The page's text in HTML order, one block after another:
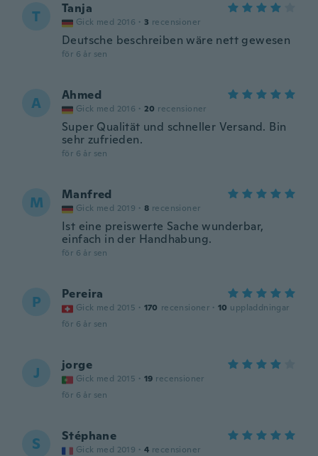
T Tanja
Gick med 2016 · 3 recensioner
Deutsche beschreiben wäre nett gewesen
för 6 år sen
A Ahmed
Gick med 2016 · 20 recensioner
Super Qualität und schneller Versand. Bin
sehr zufrieden.
för 6 år sen
M Manfred
Gick med 2019 · 8 recensioner
Ist eine preiswerte Sache wunderbar,
einfach in der Handhabung.
för 6 år sen
P Pereira
Gick med 2015 · 170 recensioner · 10 uppladdningar
för 6 år sen
J jorge
Gick med 2015 · 19 recensioner
för 6 år sen
S Stéphane
Gick med 2019 · 4 recensioner